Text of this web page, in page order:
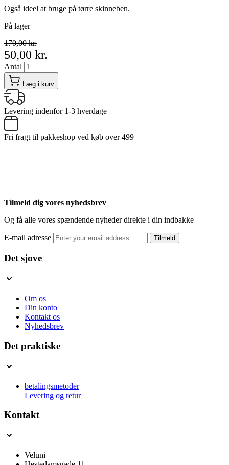
Også ideel at bruge på tørre skinneben.
På lager
170,00 kr.
50,00 kr.
Antal
Læg i kurv
Levering indenfor 1-3 hverdage
Fri fragt til pakkeshop ved køb over 499
Tilmeld dig vores nyhedsbrev
Og få alle vores spændende nyheder direkte i din indbakke
E-mail adresse Tilmeld
Det sjove
Om os
Din konto
Kontakt os
Nyhedsbrev
Det praktiske
betalingsmetoder
Levering og retur
Kontakt
Veluni